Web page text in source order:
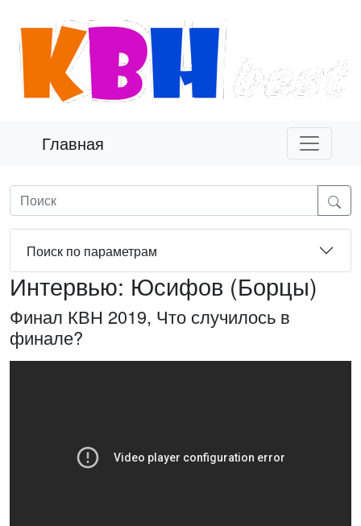
Главная
Поиск по параметрам
Интервью: Юсифов (Борцы)
Финал КВН 2019, Что случилось в
финале?